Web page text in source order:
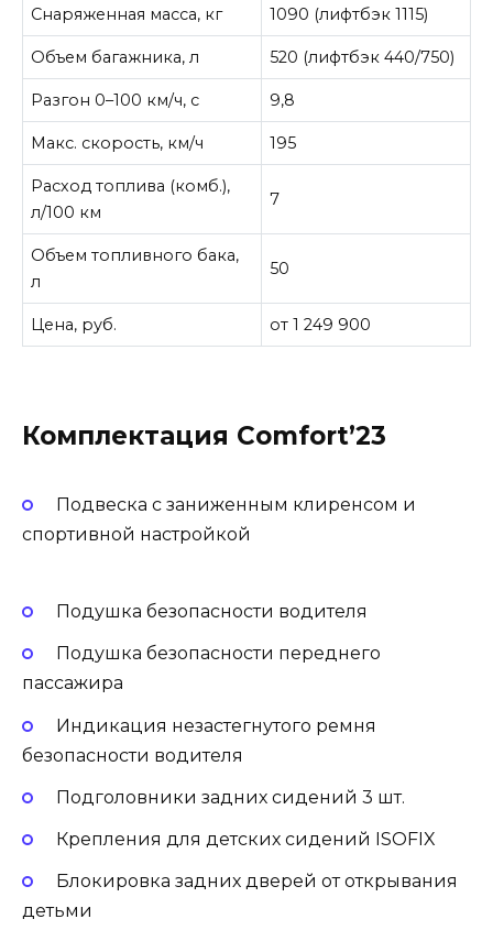
Снаряженная масса, кг 1090 (лифтбэк 1115)
Объем багажника, л 520 (лифтбэк 440/750)
Разгон 0–100 км/ч, с 9,8
Макс. скорость, км/ч 195
Расход топлива (комб.),
л/100 км
7
Объем топливного бака,
л
50
Цена, руб. от 1 249 900
Комплектация Comfort’23
Подвеска с заниженным клиренсом и
спортивной настройкой
Подушка безопасности водителя
Подушка безопасности переднего
пассажира
Индикация незастегнутого ремня
безопасности водителя
Подголовники задних сидений 3 шт.
Крепления для детских сидений ISOFIX
Блокировка задних дверей от открывания
детьми